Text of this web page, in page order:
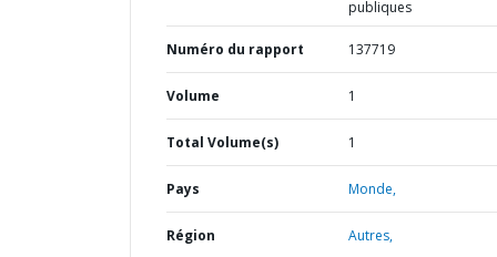
publiques
Numéro du rapport 137719
Volume 1
Total Volume(s) 1
Pays Monde,
Région Autres,